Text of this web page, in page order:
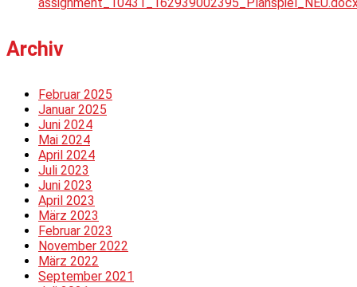
Archiv
Februar 2025
Januar 2025
Juni 2024
Mai 2024
April 2024
Juli 2023
Juni 2023
April 2023
März 2023
Februar 2023
November 2022
März 2022
September 2021